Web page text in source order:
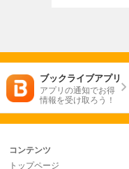
ブックライブアプリ
アプリの通知でお得
情報を受け取ろう！
コンテンツ
トップページ